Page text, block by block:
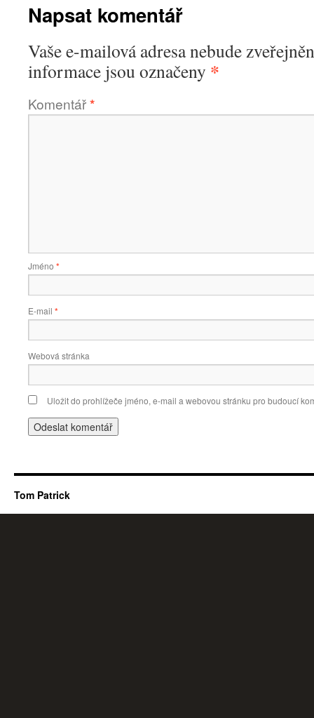
Napsat komentář
Vaše e-mailová adresa nebude
informace jsou označeny *
Komentář*
Jméno *
E-mail *
Webová stránka
Uložit do prohlížeče jméno, e-mail a webovou stránku pro budoucí
Tom Patrick